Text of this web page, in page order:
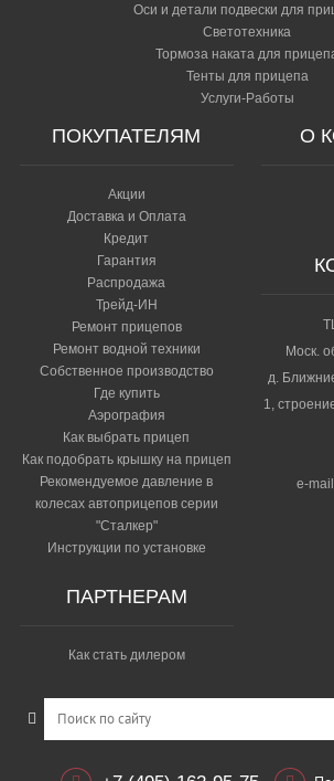
Оси и детали подвески для
Светотехника
Тормоза наката для
Тенты для прицепа
Услуги-Работы
ПОКУПАТЕЛЯМ
Акции
Доставка и Оплата
Кредит
Гарантия
Распродажа
Трейд-ИН
Ремонт прицепов
Ремонт водной техники
Собственное производство
Где купить
Аэрография
Как выбрать прицеп
Как подобрать крышку на прицеп
Рекомендуемое давление в
колесах автоприцепов серии
"Сталкер"​
Инструкции по установке
ПАРТНЕРАМ
Как стать дилером
О
Моск.
д.
1,
e-